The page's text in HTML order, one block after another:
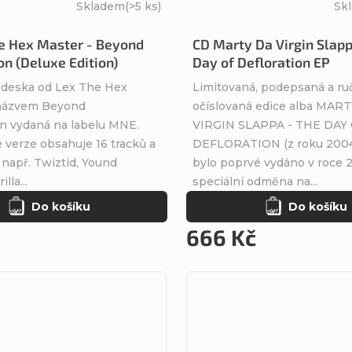
Hex Master - Beyond
(Deluxe Edition)
Skladem(>5 ks)
Do košíku
od Lex The Hex
Beyond
vydaná na labelu MNE.
verze obsahuje 16 tracků a
Twiztid, Yound
CD Marty Da Virgin
Day of Defloration EP
666 Kč
Do košíku
Limitovaná, podepsaná a
očíslovaná edice alba
VIRGIN SLAPPA - THE DAY
DEFLORATION (z roku
bylo poprvé vydáno v roce
speciální odměna na...